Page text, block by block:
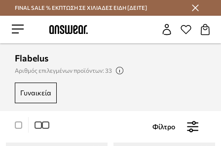
Εξοικονομήστε με το Answear Club
FINAL SALE % ΕΚΠΤΩΣΗ ΣΕ ΧΙΛΙΑΔΕΣ ΕΙΔΗ [ΔΕΙΤΕ]
Flabelus
Αριθμός επιλεγμένων προϊόντων: 33
γυναικεία
Φίλτρο